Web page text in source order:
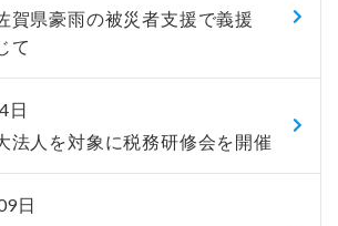
賀県豪雨の被災者支援で義援
て
日
法人を対象に税務研修会を開催
日